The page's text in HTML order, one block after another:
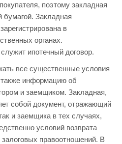
поэтому закладная
бумагой. Закладная
в
органах.
ипотечный договор.
все существенные условия
также информацию об
и заемщиком. Закладная,
собой документ, отражающий
и заемщика в тех случаях,
условий возврата
правоотношений. В